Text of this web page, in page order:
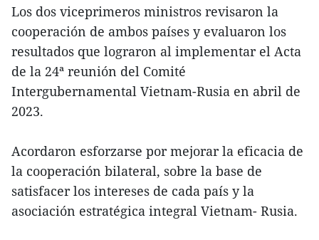
Los dos viceprimeros ministros revisaron la
cooperación de ambos países y evaluaron los
resultados que lograron al implementar el Acta
de la 24ª reunión del Comité
Intergubernamental Vietnam-Rusia en abril de
2023.
Acordaron esforzarse por mejorar la eficacia de
la cooperación bilateral, sobre la base de
satisfacer los intereses de cada país y la
asociación estratégica integral Vietnam- Rusia.